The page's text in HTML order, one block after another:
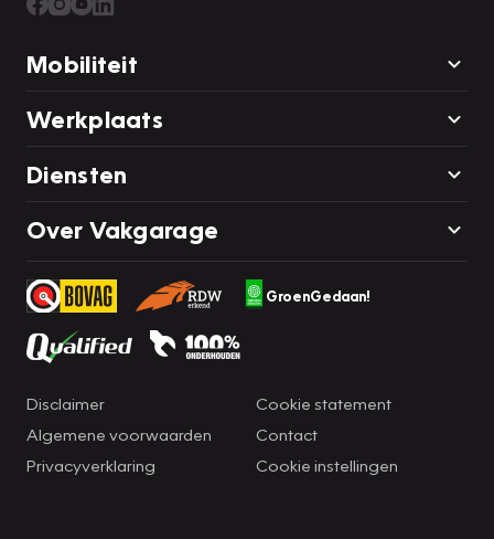
Mobiliteit
Werkplaats
Diensten
Over Vakgarage
GroenGedaan!
Disclaimer
Algemene voorwaarden
Privacyverklaring
Cookie statement
Contact
Cookie instellingen